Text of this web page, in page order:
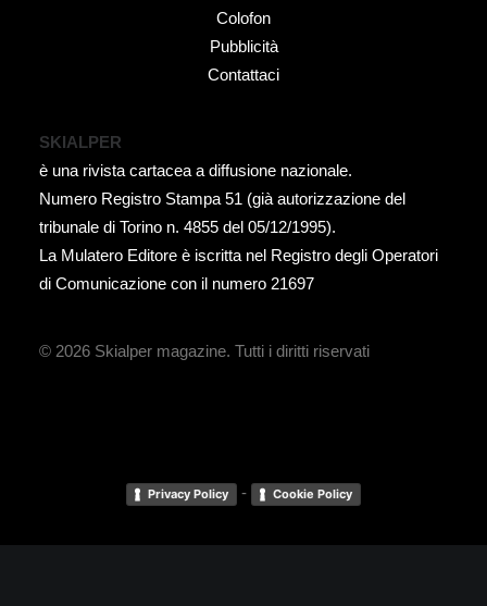
Colofon
Pubblicità
Contattaci
SKIALPER
è una rivista cartacea a diffusione nazionale.
Numero Registro Stampa 51 (già autorizzazione del
tribunale di Torino n. 4855 del 05/12/1995).
La Mulatero Editore è iscritta nel Registro degli Operatori
di Comunicazione con il numero 21697
© 2026 Skialper magazine. Tutti i diritti riservati
Privacy Policy - Cookie Policy